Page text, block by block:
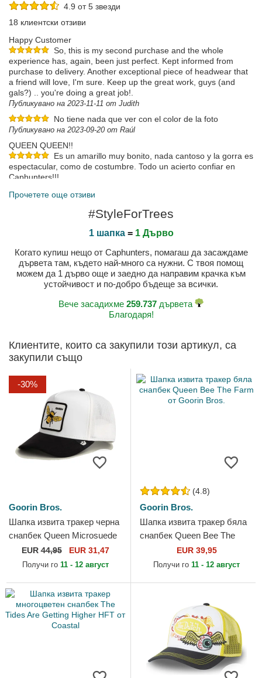
4.9 от 5 звезди
18 клиентски отзиви
Happy Customer
So, this is my second purchase and the whole
experience has, again, been just perfect. Kept informed from
purchase to delivery. Another exceptional piece of headwear that
a friend will love, I'm sure. Keep up the great work, guys (and
gals?) .. you're doing a great job!.
Публикувано на 2023-11-11 от Judith
No tiene nada que ver con el color de la foto
Публикувано на 2023-09-20 от Raúl
QUEEN QUEEN!!
Es un amarillo muy bonito, nada cantoso y la gorra es
espectacular, como de costumbre. Todo un acierto confiar en
Caphunters!!!
Прочетете още отзиви
#StyleForTrees
1 шапка= 1 Дърво
Когато купиш нещо от Caphunters, помагаш да засаждаме
дървета там, където най-много са нужни. С твоя помощ
можем да 1 дърво още и заедно да направим крачка към
устойчивост и по-добро бъдеще за всички.
Вече засадихме 259.737 дървета
Благодаря!
Клиентите, които са закупили този артикул, са
закупили също
-30%
Goorin Bros.
Шапка извита тракер черна
снапбек Queen Microsuede
Bee The Farm от Goorin
Bros.
EUR44,95 EUR 31,47
Получи го 11 - 12 август
(4.8)
Goorin Bros.
Шапка извита тракер бяла
снапбек Queen Bee The
Farm от Goorin Bros.
EUR 39,95
Получи го 11 - 12 август